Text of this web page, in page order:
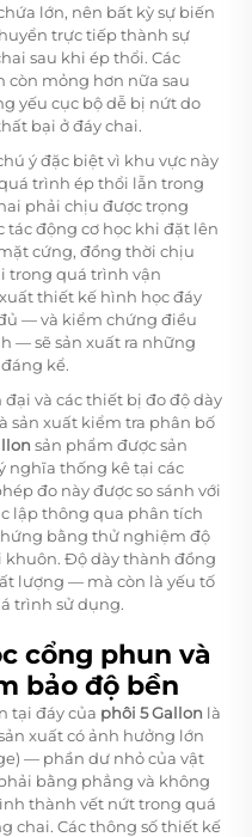
lớn, nên bất kỳ sự biến
trực tiếp thành sự
sau khi ép thổi. Các
còn mỏng hơn nữa sau
yếu cục bộ dễ bị nứt do
bại ở đáy chai.
ý đặc biệt vì khu vực này
trình ép thổi lẫn trong
phải chịu được trọng
tác động cơ học khi đặt lên
cứng, đồng thời chịu
trong quá trình vận
thiết kế hình học đáy
— và kiểm chứng điều
— sẽ sản xuất ra những
kể.
và các thiết bị đo độ dày
sản xuất kiểm tra phân bố
sản phẩm được sản
nghĩa thống kê tại các
đo này được so sánh với
lập thông qua phân tích
bằng thử nghiệm độ
khuôn. Độ dày thành đồng
lượng — mà còn là yếu tố
trình sử dụng.
cổng phun và
bảo độ bền
tại đáy của phôi 5 Gallon là
xuất có ảnh hưởng lớn
— phần dư nhỏ của vật
bằng phẳng và không
thành vết nứt trong quá
chai. Các thông số thiết kế